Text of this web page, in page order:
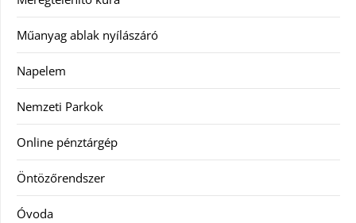
Műanyag ablak nyílászáró
Napelem
Nemzeti Parkok
Online pénztárgép
Öntözőrendszer
Óvoda